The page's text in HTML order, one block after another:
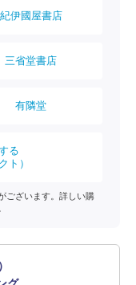
紀伊國屋書店
三省堂書店
有隣堂
る
ト）
ございます。詳しい購